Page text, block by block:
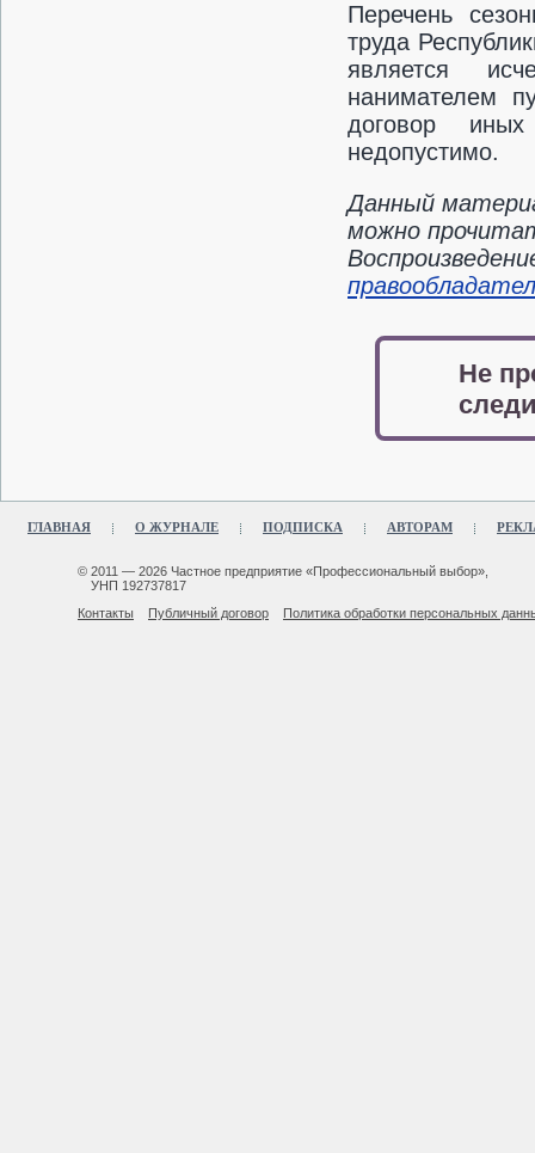
Перечень
труда
является
нанимателем
договор
недопустимо.
Данный
можно
Не
ГЛАВНАЯ О ЖУРНАЛЕ ПОДПИСКА АВТОРАМ
© 2011 — 2026 Частное предприятие «Профессиональный выбор»,
УНП 192737817
Контакты
Публичный договор Политика обработки персональных